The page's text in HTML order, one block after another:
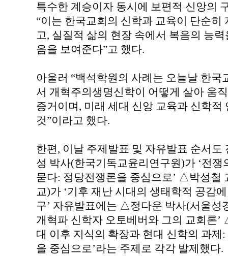
특수한 계승이자 동시에 보편적 신앙의
“이는 한국교회의 신학과 교육이 단순히
고, 실질적 삶의 현장 속에서 복음의 능
음을 보여준다”고 했다.
아울러 “백석학원의 사례는 오늘날 한
서 개혁주의생명신학이 어떻게 살아 움
증거이며, 미래 세대 신앙 교육과 신학
것”이라고 했다.
한편, 이날 주제발표 및 자유발표 순서
성 박사(한국기독교윤리연구원)가 ‘전
묻다: 정당전쟁론을 중심으로’ △박성철
교)가 ‘기후 재난 시대의 생태학적 공감
구’ 자유발표에는 △정다운 박사(서울성
개혁파 신학자 오토베버와 그의 교회론
대 이후 지식의 확장과 현대 신학의 과
을 중심으로’라는 주제로 각각 발제했다.